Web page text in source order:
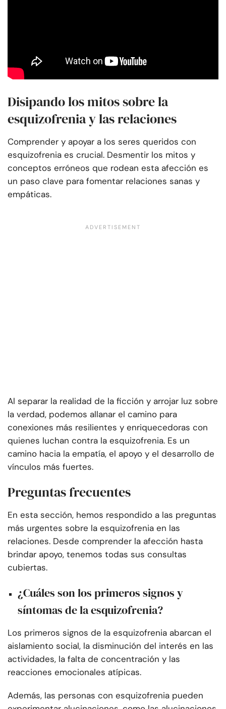
Disipando los mitos sobre la
esquizofrenia y las relaciones
Comprender y apoyar a los seres queridos con
esquizofrenia es crucial. Desmentir los mitos y
conceptos erróneos que rodean esta afección es
un paso clave para fomentar relaciones sanas y
empáticas.
Al separar la realidad de la ficción y arrojar luz sobre
la verdad, podemos allanar el camino para
conexiones más resilientes y enriquecedoras con
quienes luchan contra la esquizofrenia. Es un
camino hacia la empatía, el apoyo y el desarrollo de
vínculos más fuertes.
Preguntas frecuentes
En esta sección, hemos respondido a las preguntas
más urgentes sobre la esquizofrenia en las
relaciones. Desde comprender la afección hasta
brindar apoyo, tenemos todas sus consultas
cubiertas.
¿Cuáles son los primeros signos y
síntomas de la esquizofrenia?
Los primeros signos de la esquizofrenia abarcan el
aislamiento social, la disminución del interés en las
actividades, la falta de concentración y las
reacciones emocionales atípicas.
Además, las personas con esquizofrenia pueden